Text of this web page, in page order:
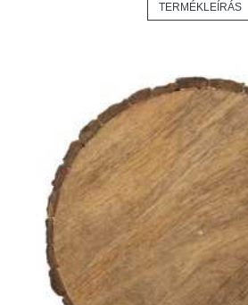
TERMÉKLEÍRÁS